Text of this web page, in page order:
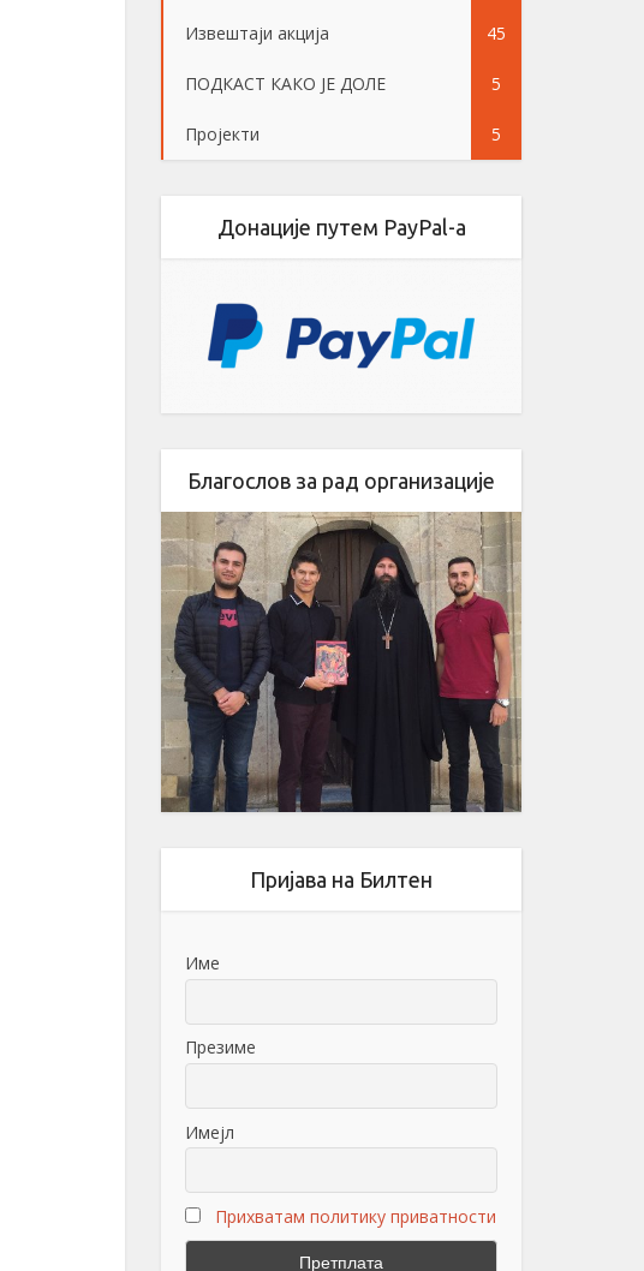
Извештаји акција 45
ПОДКАСТ КАКО ЈЕ ДОЛЕ 5
Пројекти 5
Донације путем PayPal-a
Благослов за рад организације
Пријава на Билтен
Име
Презиме
Имејл
Прихватам политику приватности